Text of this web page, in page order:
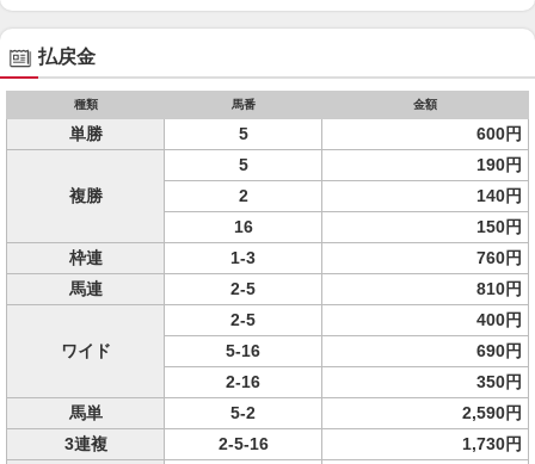
払戻金
種類 馬番 金額
単勝 5 600円
複勝
5
190円
2
140円
16
150円
枠連
1-3
760円
馬連
2-5 810円
ワイド
2-5
400円
5-16
690円
2-16
350円
馬単
5-2
2,590円
3連複
2-5-16
1,730円